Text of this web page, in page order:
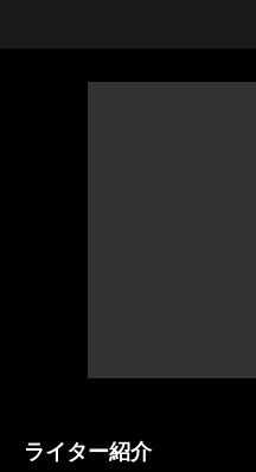
ライター紹介